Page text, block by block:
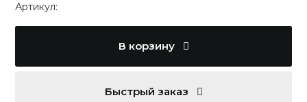
Артикул:
В корзину
Быстрый заказ